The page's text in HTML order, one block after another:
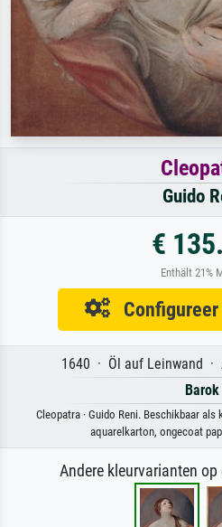
Guido
€
Enthält 21%
1640 · Öl auf Leinwand ·
Barok
Cleopatra · Guido Reni. Beschikbaar
aquarelkarton, ongecoat
Andere kleurvarianten